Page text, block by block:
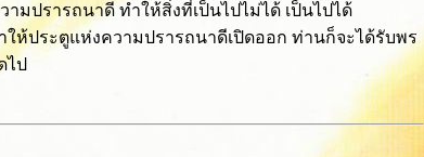
ามปรารถนาดี ทำให้สิ่งที่เป็นไปไม่ได้ เป็นไปได้
ให้ประตูแห่งความปรารถนาดีเปิดออก ท่านก็จะได้รับพร
ไป